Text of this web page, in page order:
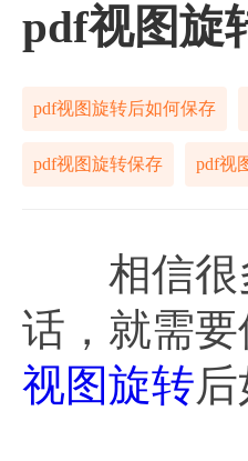
pdf视图旋
pdf视图旋转后如何保存
pdf视图旋转保存 pdf视
相信很多
话，就需
视图旋转